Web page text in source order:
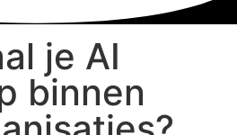
je AI
binnen